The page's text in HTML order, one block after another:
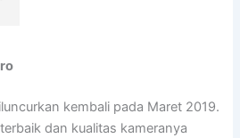
kembali pada Maret 2019.
dan kualitas kameranya